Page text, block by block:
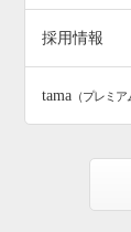
採用情報
tama （プレミ